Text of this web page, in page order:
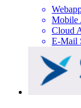
Mobile
Cloud
E-Mail